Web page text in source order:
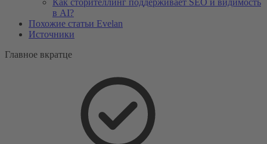
Как сторителлинг поддерживает SEO и видимость
в AI?
Похожие статьи Evelan
Источники
Главное вкратце